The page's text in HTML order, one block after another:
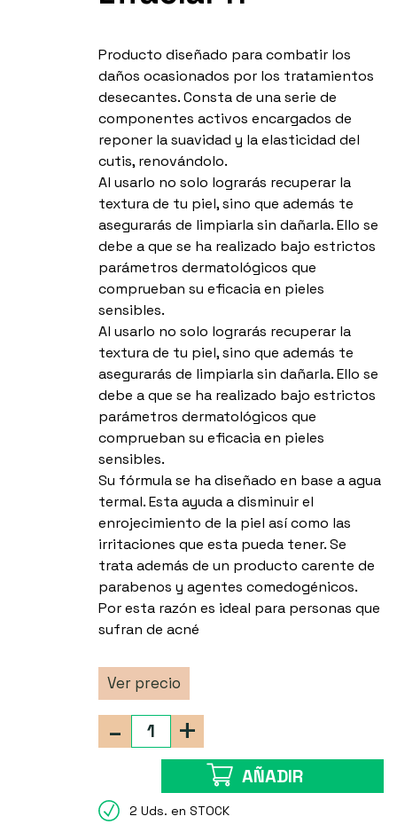
Producto diseñado para combatir los
daños ocasionados por los tratamientos
desecantes. Consta de una serie de
componentes activos encargados de
reponer la suavidad y la elasticidad del
cutis, renovándolo.
Al usarlo no solo lograrás recuperar la
textura de tu piel, sino que además te
asegurarás de limpiarla sin dañarla. Ello se
debe a que se ha realizado bajo estrictos
parámetros dermatológicos que
comprueban su eficacia en pieles
sensibles.
Al usarlo no solo lograrás recuperar la
textura de tu piel, sino que además te
asegurarás de limpiarla sin dañarla. Ello se
debe a que se ha realizado bajo estrictos
parámetros dermatológicos que
comprueban su eficacia en pieles
sensibles.
Su fórmula se ha diseñado en base a agua
termal. Esta ayuda a disminuir el
enrojecimiento de la piel así como las
irritaciones que esta pueda tener. Se
trata además de un producto carente de
parabenos y agentes comedogénicos.
Por esta razón es ideal para personas que
sufran de acné
Ver precio
+
-
AÑADIR
2 Uds. en STOCK